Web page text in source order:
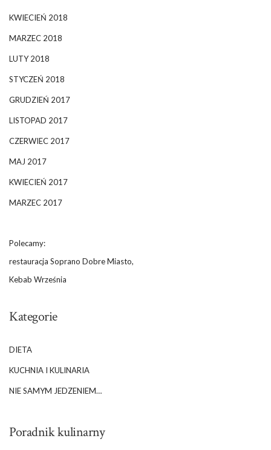
KWIECIEŃ 2018
MARZEC 2018
LUTY 2018
STYCZEŃ 2018
GRUDZIEŃ 2017
LISTOPAD 2017
CZERWIEC 2017
MAJ 2017
KWIECIEŃ 2017
MARZEC 2017
Polecamy:
restauracja Soprano Dobre Miasto,
Kebab Września
Kategorie
DIETA
KUCHNIA I KULINARIA
NIE SAMYM JEDZENIEM…
Poradnik kulinarny